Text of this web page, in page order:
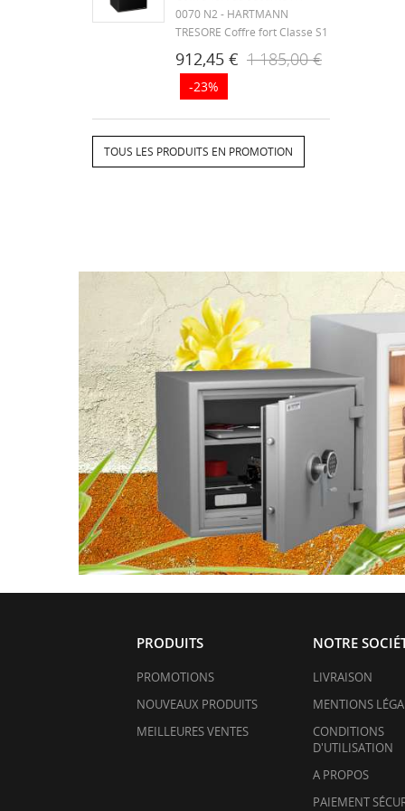
0070 N2 - HARTMANN
TRESORE Coffre fort Classe S1
( Serrure à clés) Norme
Européenne EN 14450
Blindage anti-perçage au
manganèse du système de
condamnation. Construction
du coffre fort en acier 1er
choix. Sructure...
912,45 € 1 185,00 €
-23%
TOUS LES PRODUITS EN PROMOTION
PRODUITS
PROMOTIONS
NOUVEAUX PRODUITS
MEILLEURES VENTES
NOTRE
LIVRAISON
MENTIONS
CONDITIONS
D'UTILISATION
A PROPOS
PAIEMENT